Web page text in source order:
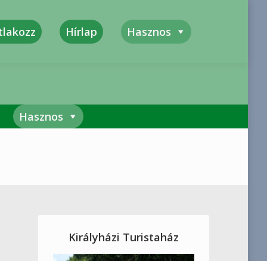
Hasznos
Királyházi Turistaház
Hírlap Hasznos